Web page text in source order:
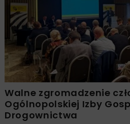
Walne zgromadzenie
Ogólnopolskiej Izby
Drogownictwa